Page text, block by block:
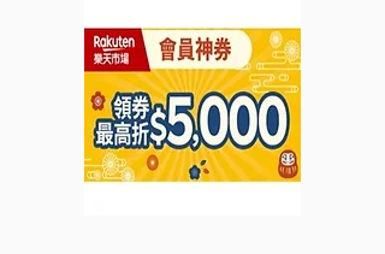
贈 (優惠至2026年6月30
日)